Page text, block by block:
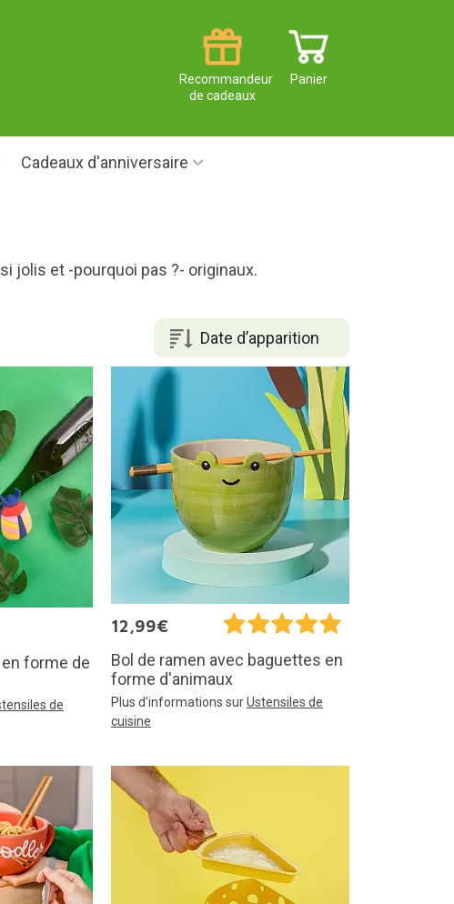
Panier
Recommandeur
de cadeaux
Cadeaux d'anniversaire
jolis et -pourquoi pas ?- originaux.
Date d’apparition
forme de
de
12,99€
Bol de ramen avec baguettes en
forme d'animaux
Plus d'informations surUstensiles de
cuisine